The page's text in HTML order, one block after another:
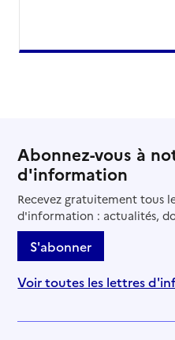
Abonnez-vous à
d'information
Recevez gratuitement tous
d'information : actualités,
S'abonner
Voir toutes les lettres